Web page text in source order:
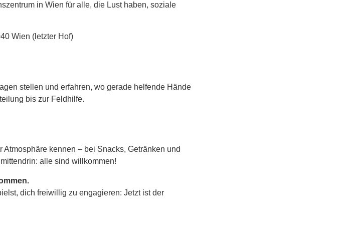
in Wien für alle, die Lust haben, soziale
Wien (letzter Hof)
stellen und erfahren, wo gerade helfende Hände
bis zur Feldhilfe.
kennen – bei Snacks, Getränken und
alle sind willkommen!
dich freiwillig zu engagieren: Jetzt ist der